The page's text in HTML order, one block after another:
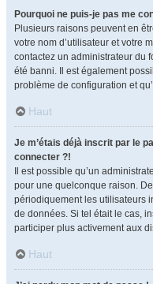
Pourquoi ne puis-je pas me
Plusieurs raisons peuvent en
votre nom d’utilisateur et votre
contactez un administrateur du
été banni. Il est également
problème de configuration et
Haut
Je m’étais déjà inscrit par le
connecter ?!
Il est possible qu’un
pour une quelconque raison.
périodiquement les utilisateurs
de données. Si tel était le cas,
participer plus activement aux
Haut